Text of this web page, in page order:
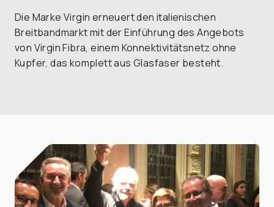
Die Marke Virgin erneuert den italienischen
Breitbandmarkt mit der Einführung des Angebots
von Virgin Fibra, einem Konnektivitätsnetz ohne
Kupfer, das komplett aus Glasfaser besteht.